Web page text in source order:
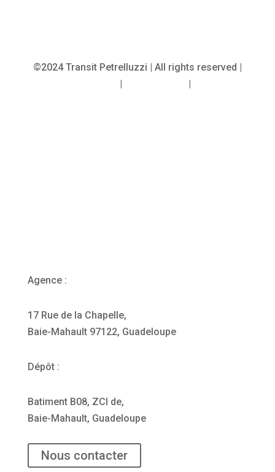
©2024 Transit Petrelluzzi | All rights reserved |
Agence :
17 Rue de la Chapelle,
Baie-Mahault 97122, Guadeloupe
Dépôt :
Batiment B08, ZCI de,
Baie-Mahault, Guadeloupe
Nous contacter